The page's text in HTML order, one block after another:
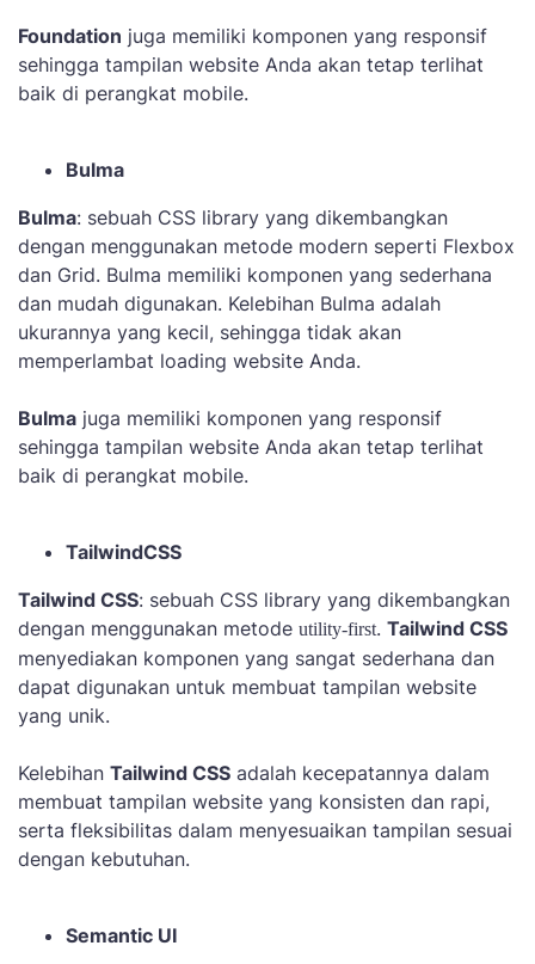
Foundation juga memiliki komponen yang responsif
sehingga tampilan website Anda akan tetap terlihat
baik di perangkat mobile.
Bulma
Bulma: sebuah CSS library yang dikembangkan
dengan menggunakan metode modern seperti Flexbox
dan Grid. Bulma memiliki komponen yang sederhana
dan mudah digunakan. Kelebihan Bulma adalah
ukurannya yang kecil, sehingga tidak akan
memperlambat loading website Anda.
Bulma juga memiliki komponen yang responsif
sehingga tampilan website Anda akan tetap terlihat
baik di perangkat mobile.
TailwindCSS
Tailwind CSS: sebuah CSS library yang dikembangkan
dengan menggunakan metode utility-first. Tailwind CSS
menyediakan komponen yang sangat sederhana dan
dapat digunakan untuk membuat tampilan website
yang unik.
Kelebihan Tailwind CSS adalah kecepatannya dalam
membuat tampilan website yang konsisten dan rapi,
serta fleksibilitas dalam menyesuaikan tampilan sesuai
dengan kebutuhan.
Semantic UI